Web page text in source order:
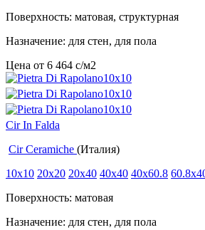
Поверхность: матовая, структурная
Назначение: для стен, для пола
Цена от 6 464 c/м2
Cir In Falda
Cir Ceramiche (Италия)
10x10 20x20 20x40 40x40 40x60.8
Поверхность: матовая
Назначение: для стен, для пола